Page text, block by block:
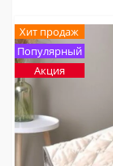
Хит продаж
Популярный
Акция